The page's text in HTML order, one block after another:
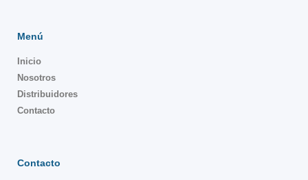
Menú
Inicio
Nosotros
Distribuidores
Contacto
Contacto